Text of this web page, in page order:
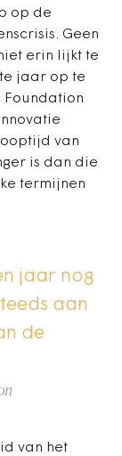
op de
Geen
erin lijkt te
jaar op te
Foundation
van
is dan die
termijnen
jaar nog
aan
de
van het